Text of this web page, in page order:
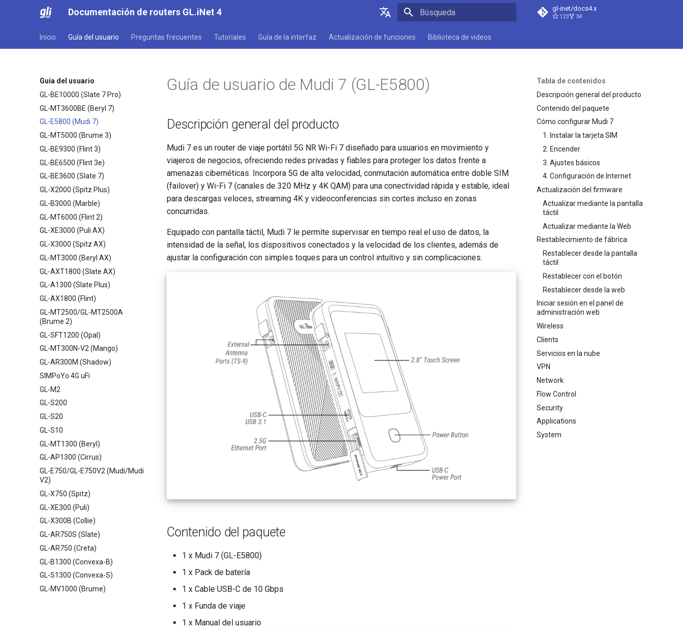
Documentación de routers GL.iNet 4
English
Français
Polski
gl-inet/docs4.x
123 34
Inicio Guía del usuario Preguntas frecuentes Tutoriales Guía de la interfaz Actualización de funciones Biblioteca de videos
Guía del usuario
GL-BE10000 (Slate 7 Pro)
GL-MT3600BE (Beryl 7)
GL-E5800 (Mudi 7)
GL-MT5000 (Brume 3)
GL-BE9300 (Flint 3)
GL-BE6500 (Flint 3e)
GL-BE3600 (Slate 7)
GL-X2000 (Spitz Plus)
GL-B3000 (Marble)
GL-MT6000 (Flint 2)
GL-XE3000 (Puli AX)
GL-X3000 (Spitz AX)
GL-MT3000 (Beryl AX)
GL-AXT1800 (Slate AX)
GL-A1300 (Slate Plus)
GL-AX1800 (Flint)
GL-MT2500/GL-MT2500A
(Brume 2)
GL-SFT1200 (Opal)
GL-MT300N-V2 (Mango)
GL-AR300M (Shadow)
SIMPoYo 4G uFi
GL-M2
GL-S200
GL-S20
GL-S10
GL-MT1300 (Beryl)
GL-AP1300 (Cirrus)
GL-E750/GL-E750V2 (Mudi/Mudi
V2)
GL-X750 (Spitz)
GL-XE300 (Puli)
GL-X300B (Collie)
GL-AR750S (Slate)
GL-AR750 (Creta)
GL-B1300 (Convexa-B)
GL-S1300 (Convexa-S)
GL-MV1000 (Brume)
Tabla de contenidos
Descripción general del producto
Contenido del paquete
Cómo configurar Mudi 7
1. Instalar la tarjeta SIM
2. Encender
3. Ajustes básicos
4. Configuración de Internet
Actualización del firmware
Actualizar mediante la pantalla
táctil
Actualizar mediante la Web
Restablecimiento de fábrica
Restablecer desde la pantalla
táctil
Restablecer con el botón
Restablecer desde la web
Iniciar sesión en el panel de
administración web
Wireless
Clients
Servicios en la nube
VPN
Network
Flow Control
Security
Applications
System
Guía de usuario de Mudi 7 (GL-E5800)
Descripción general del producto
Mudi 7 es un router de viaje portátil 5G NR Wi-Fi 7 diseñado para usuarios en movimiento y
viajeros de negocios, ofreciendo redes privadas y fiables para proteger los datos frente a
amenazas cibernéticas. Incorpora 5G de alta velocidad, conmutación automática entre doble SIM
(failover) y Wi-Fi 7 (canales de 320 MHz y 4K QAM) para una conectividad rápida y estable, ideal
para descargas veloces, streaming 4K y videoconferencias sin cortes incluso en zonas
concurridas.
Equipado con pantalla táctil, Mudi 7 le permite supervisar en tiempo real el uso de datos, la
intensidad de la señal, los dispositivos conectados y la velocidad de los clientes, además de
ajustar la configuración con simples toques para un control intuitivo y sin complicaciones.
Contenido del paquete
1 x Mudi 7 (GL-E5800)
1 x Pack de batería
1 x Cable USB-C de 10 Gbps
1 x Funda de viaje
1 x Manual del usuario